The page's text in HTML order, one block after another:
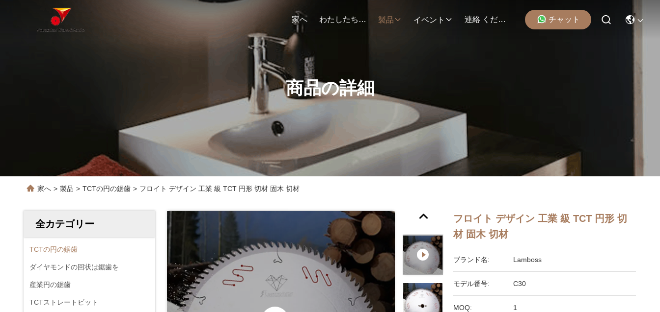
家へ わたしたち に つい て 製品 イベント 連絡 ください チャット
商品の詳細
家へ > 製品 > TCTの円の鋸歯 > フロイト デザイン 工業 級 TCT 円形 切材 固木 切材
全カテゴリー
TCTの円の鋸歯
ダイヤモンドの回状は鋸歯を
産業円の鋸歯
TCTストレートビット
フロイト デザイン 工業 級 TCT 円形 切
材 固木 切材
ブランド名: Lamboss
モデル番号: C30
MOQ: 1